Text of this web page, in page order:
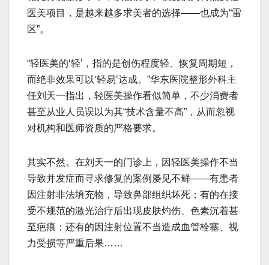
医美项目，是越来越多求美者的选择——也成为“雷
区”。
“轻医美的‘轻’，指的是创伤程度轻、恢复周期短，
而绝非效果可以‘轻易’达成。”华东医院整形外科主
任刘天一指出，轻医美操作看似简单，不少消费者
甚至从业人员误以为其“技术含量不高”，从而忽视
对机构和医师资质的严格要求。
其实不然。在刘天一的门诊上，因轻医美操作不当
导致并发症而寻求修复的案例屡见不鲜——有患者
因注射非法填充物，导致鼻部组织坏死；有的在接
受不规范的激光治疗后出现皮肤灼伤、色素沉着甚
至疤痕；还有的因注射位置不当造成血管栓塞、视
力受损等严重后果……